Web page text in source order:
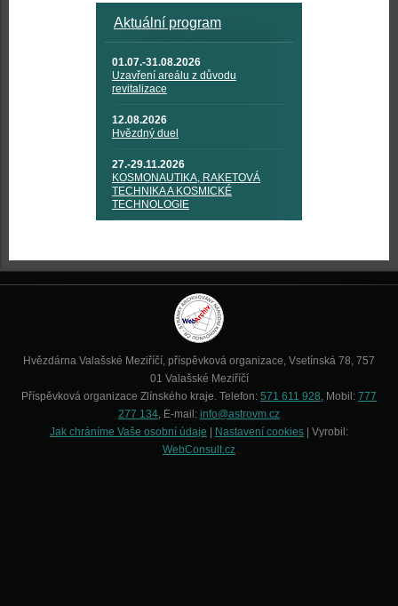
Aktuální program
01.07.-31.08.2026
Uzavření areálu z důvodu
revitalizace
12.08.2026
Hvězdný duel
27.-29.11.2026
KOSMONAUTIKA, RAKETOVÁ
TECHNIKA A KOSMICKÉ
TECHNOLOGIE
Hvězdárna Valašské Meziříčí, příspěvková organizace, Vsetínská 78, 757
01 Valašské Meziříčí
Příspěvková organizace Zlínského kraje. Telefon: 571 611 928, Mobil: 777
277 134, E-mail: info@astrovm.cz
Jak chráníme Vaše osobní údaje
Nastavení cookies | Vyrobil:
WebConsult.cz